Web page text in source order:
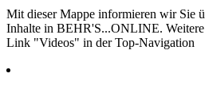
Mit dieser Mappe informieren wir Sie
Inhalte in BEHR'S...ONLINE.
Link "Videos" in der Top-Navigation